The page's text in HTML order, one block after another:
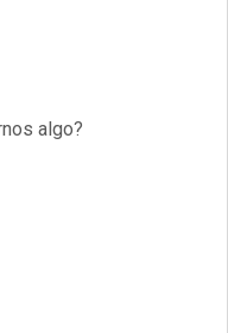
algo?